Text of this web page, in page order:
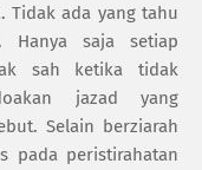
Tidak ada yang tahu
Hanya saja setiap
sah ketika tidak
jazad yang
Selain berziarah
pada peristirahatan